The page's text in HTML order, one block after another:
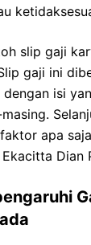
slip gaji
gaji ini
isi
apa
Dian